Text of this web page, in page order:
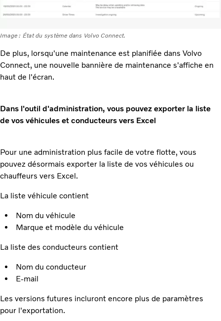
Image : État du système dans Volvo Connect.
De plus, lorsqu'une maintenance est planifiée dans Volvo
Connect, une nouvelle bannière de maintenance s'affiche en
haut de l'écran.
Dans l'outil d'administration, vous pouvez exporter la liste
de vos véhicules et conducteurs vers Excel
Pour une administration plus facile de votre flotte, vous
pouvez désormais exporter la liste de vos véhicules ou
chauffeurs vers Excel.
La liste véhicule contient
Nom du véhicule
Marque et modèle du véhicule
La liste des conducteurs contient
Nom du conducteur
E-mail
Les versions futures incluront encore plus de paramètres
pour l'exportation.